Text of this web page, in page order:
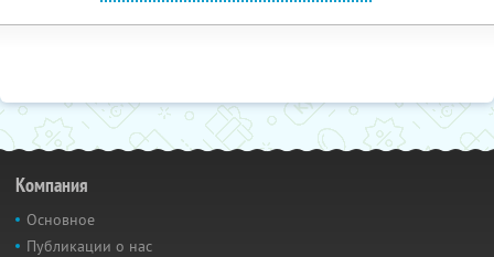
Компания
Основное
Публикации о нас